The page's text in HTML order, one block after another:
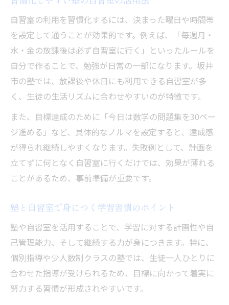
自習室の利用を習慣化するには、決まった曜日や時間帯
を設定して通うことが効果的です。例えば、「毎週月・
水・金の放課後は必ず自習室に行く」といったルールを
自分で作ることで、勉強が日常の一部になります。坂井
市の塾では、放課後や休日にも利用できる自習室が多
く、生徒の生活リズムに合わせやすいのが特徴です。
また、目標達成のために「今日は数学の問題集を30ペー
ジ進める」など、具体的なノルマを設定すると、達成感
が得られ継続しやすくなります。失敗例として、計画を
立てずに何となく自習室に行くだけでは、効果が薄れる
ことがあるため、事前準備が重要です。
塾と自習室で身につく学習習慣のポイント
塾や自習室を活用することで、学習に対する計画性や自
己管理能力、そして継続する力が身につきます。特に、
個別指導や少人数制クラスの塾では、生徒一人ひとりに
合わせた指導が受けられるため、目標に向かって着実に
努力する習慣が形成されやすいです。